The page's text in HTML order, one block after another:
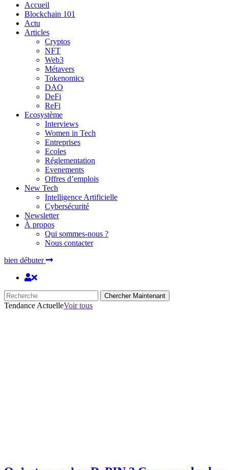
Accueil
Blockchain 101
Actu
Articles
Cryptos
NFT
Web3
Métavers
Tokenomics
DAO
DeFi
ReFi
Ecosystème
Interviews
Women in Tech
Entreprises
Ecoles
Réglementation
Evenements
Offres d’emplois
New Tech
Intelligence Artificielle
Cybersécurité
Newsletter
À propos
Qui sommes-nous ?
Nous contacter
bien débuter
Chercher Maintenant
Tendance ActuelleVoir tous